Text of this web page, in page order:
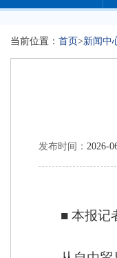
当前位置： 首页>新闻中
发布时间： 2026-